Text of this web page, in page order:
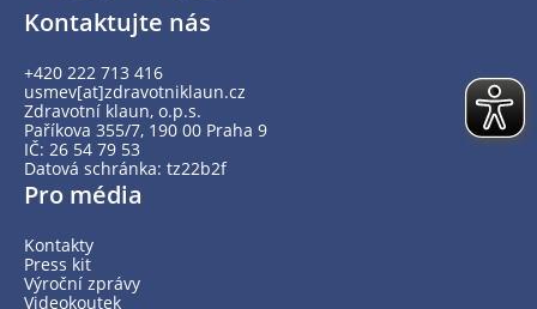
Kontaktujte nás
+420 222 713 416
usmev[at]zdravotniklaun.cz
Zdravotní klaun, o.p.s.
Paříkova 355/7, 190 00 Praha 9
IČ: 26 54 79 53
Datová schránka: tz22b2f
Pro média
Kontakty
Press kit
Výroční zprávy
Videokoutek